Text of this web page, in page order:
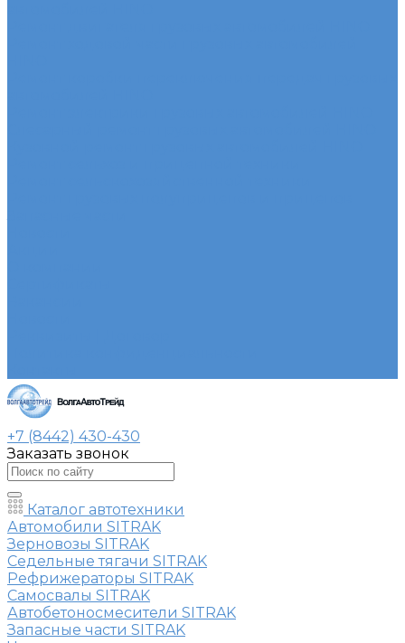
+7 (8442) 430-430
Заказать звонок
Каталог автотехники
Автомобили SITRAK
Зерновозы SITRAK
Седельные тягачи SITRAK
Рефрижераторы SITRAK
Самосвалы SITRAK
Автобетоносмесители SITRAK
Запасные части SITRAK